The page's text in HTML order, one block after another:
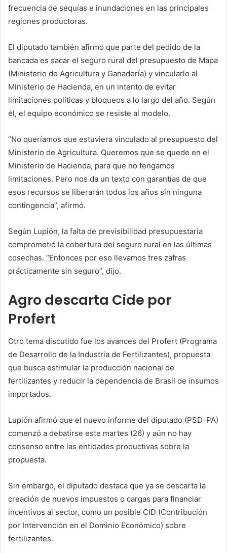
frecuencia de sequías e inundaciones en las principales
regiones productoras.
El diputado también afirmó que parte del pedido de la
bancada es sacar el seguro rural del presupuesto de Mapa
(Ministerio de Agricultura y Ganadería) y vincularlo al
Ministerio de Hacienda, en un intento de evitar
limitaciones políticas y bloqueos a lo largo del año. Según
él, el equipo económico se resiste al modelo.
“No queríamos que estuviera vinculado al presupuesto del
Ministerio de Agricultura. Queremos que se quede en el
Ministerio de Hacienda, para que no tengamos
limitaciones. Pero nos da un texto con garantías de que
esos recursos se liberarán todos los años sin ninguna
contingencia”, afirmó.
Según Lupión, la falta de previsibilidad presupuestaria
comprometió la cobertura del seguro rural en las últimas
cosechas. “Entonces por eso llevamos tres zafras
prácticamente sin seguro”, dijo.
Agro descarta Cide por
Profert
Otro tema discutido fue los avances del Profert (Programa
de Desarrollo de la Industria de Fertilizantes), propuesta
que busca estimular la producción nacional de
fertilizantes y reducir la dependencia de Brasil de insumos
importados.
Lupión afirmó que el nuevo informe del diputado (PSD-PA)
comenzó a debatirse este martes (26) y aún no hay
consenso entre las entidades productivas sobre la
propuesta.
Sin embargo, el diputado destaca que ya se descarta la
creación de nuevos impuestos o cargas para financiar
incentivos al sector, como un posible CID (Contribución
por Intervención en el Dominio Económico) sobre
fertilizantes.